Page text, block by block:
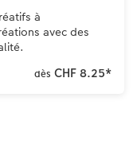
à
avec des
dès CHF 8.25*